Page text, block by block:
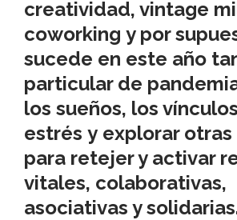
creatividad, vintage
coworking y por
sucede en este año
particular de
los sueños, los
estrés y explorar
para retejer yactivar
vitales, colaborativas,
asociativas y